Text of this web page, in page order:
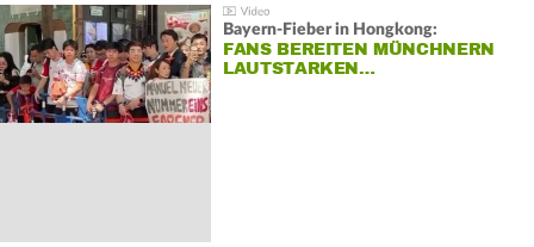
Bayern-Fieber in Hongkong:
FANS BEREITEN MÜNCHNERN
LAUTSTARKEN…